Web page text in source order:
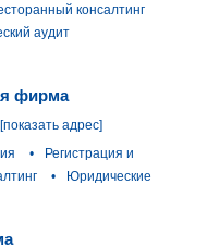
консалтинг
аудит
фирма
[показать адрес]
•
Регистрация и
•
Юридические